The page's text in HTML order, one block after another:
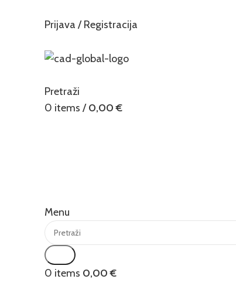
Prijava / Registracija
Pretraži
0 items / 0,00€
Menu
0 items 0,00€